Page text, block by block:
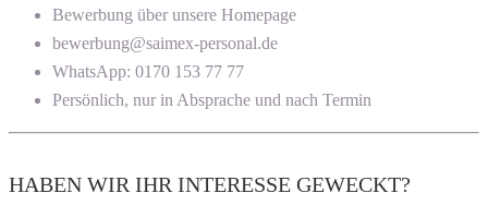
Bewerbung über unsere Homepage
bewerbung@saimex-personal.de
WhatsApp: 0170 153 77 77
Persönlich, nur in Absprache und nach Termin
HABEN WIR IHR INTERESSE GEWECKT?